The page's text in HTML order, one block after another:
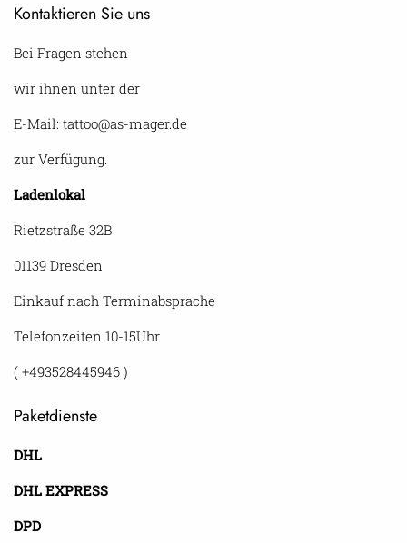
Kontaktieren Sie uns
Bei Fragen stehen
wir ihnen unter der
E-Mail: tattoo@as-mager.de
zur Verfügung.
Ladenlokal
Rietzstraße 32B
01139 Dresden
Einkauf nach Terminabsprache
Telefonzeiten 10-15Uhr
( +493528445946 )
Paketdienste
DHL
DHL EXPRESS
DPD